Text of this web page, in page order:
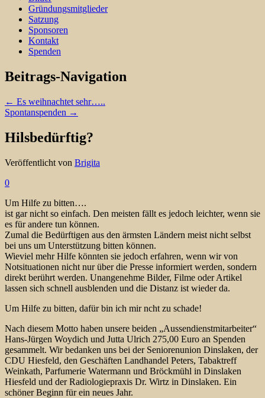
Gründungsmitglieder
Satzung
Sponsoren
Kontakt
Spenden
Beitrags-Navigation
← Es weihnachtet sehr…..
Spontanspenden →
Hilsbedürftig?
Veröffentlicht von Brigita
0
Um Hilfe zu bitten….
ist gar nicht so einfach. Den meisten fällt es jedoch leichter, wenn sie
es für andere tun können.
Zumal die Bedürftigen aus den ärmsten Ländern meist nicht selbst
bei uns um Unterstützung bitten können.
Wieviel mehr Hilfe könnten sie jedoch erfahren, wenn wir von
Notsituationen nicht nur über die Presse informiert werden, sondern
direkt berührt werden. Unangenehme Bilder, Filme oder Artikel
lassen sich schnell ausblenden und die Distanz ist wieder da.
Um Hilfe zu bitten, dafür bin ich mir ncht zu schade!
Nach diesem Motto haben unsere beiden „Aussendienstmitarbeiter“
Hans-Jürgen Woydich und Jutta Ulrich 275,00 Euro an Spenden
gesammelt. Wir bedanken uns bei der Seniorenunion Dinslaken, der
CDU Hiesfeld, den Geschäften Landhandel Peters, Tabaktreff
Weinkath, Parfumerie Watermann und Bröckmühl in Dinslaken
Hiesfeld und der Radiologiepraxis Dr. Wirtz in Dinslaken. Ein
schöner Beginn für ein neues Jahr.